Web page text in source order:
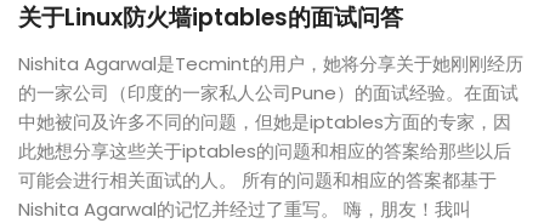
关于Linux防火墙iptables的面试问答
Nishita Agarwal是Tecmint的用户，她将分享关于她刚刚经历
的一家公司（印度的一家私人公司Pune）的面试经验。在面试
中她被问及许多不同的问题，但她是iptables方面的专家，因
此她想分享这些关于iptables的问题和相应的答案给那些以后
可能会进行相关面试的人。 所有的问题和相应的答案都基于
Nishita Agarwal的记忆并经过了重写。 嗨，朋友！我叫